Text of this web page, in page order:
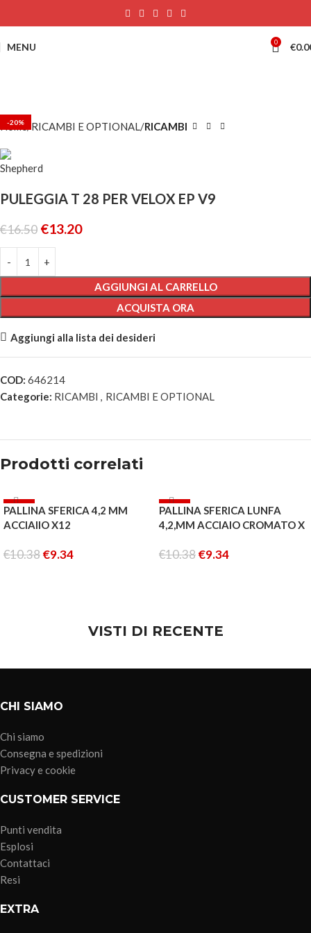
MENU 0 €
-20%
Home RICAMBI E OPTIONAL RICAMBI
PULEGGIA T 28 PER VELOX EP V9
€16.50 €13.20
AGGIUNGI AL CARRELLO
ACQUISTA ORA
Aggiungi alla lista dei desideri
COD: 646214
Categorie: RICAMBI , RICAMBI E OPTIONAL
Prodotti correlati
-10%
PALLINA SFERICA 4,2 MM
ACCIAIIO X12
€10.38€9.34
-10%
PALLINA SFERICA LUNFA
4,2,MM ACCIAIO CROMATO X
€10.38€9.34
VISTI DI RECENTE
CHI SIAMO
Chi siamo
Consegna e spedizioni
Privacy e cookie
CUSTOMER SERVICE
Punti vendita
Esplosi
Contattaci
Resi
EXTRA